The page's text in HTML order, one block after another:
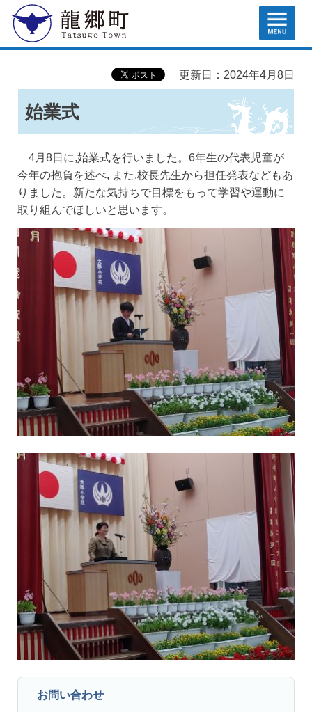
龍郷町 MENU
更新日：2024年4月8日
始業式
4月8日に,始業式を行いました。6年生の代表児童が
今年の抱負を述べ, また,校長先生から担任発表などもあ
りました。新たな気持ちで目標をもって学習や運動に
取り組んでほしいと思います。
お問い合わせ